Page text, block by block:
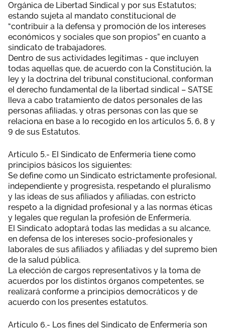
Orgánica de Libertad Sindical y por sus Estatutos;
estando sujeta al mandato constitucional de
“contribuir a la defensa y promoción de los intereses
económicos y sociales que son propios” en cuanto a
sindicato de trabajadores.
Dentro de sus actividades legítimas - que incluyen
todas aquellas que, de acuerdo con la Constitución, la
ley y la doctrina del tribunal constitucional, conforman
el derecho fundamental de la libertad sindical – SATSE
lleva a cabo tratamiento de datos personales de las
personas afiliadas, y otras personas con las que se
relaciona en base a lo recogido en los artículos 5, 6, 8 y
9 de sus Estatutos.
Artículo 5.- El Sindicato de Enfermería tiene como
principios básicos los siguientes:
Se define como un Sindicato estrictamente profesional,
independiente y progresista, respetando el pluralismo
y las ideas de sus afiliados y afiliadas, con estricto
respeto a la dignidad profesional y a las normas éticas
y legales que regulan la profesión de Enfermería.
El Sindicato adoptará todas las medidas a su alcance,
en defensa de los intereses socio-profesionales y
laborales de sus afiliados y afiliadas y del supremo bien
de la salud pública.
La elección de cargos representativos y la toma de
acuerdos por los distintos órganos competentes, se
realizará conforme a principios democráticos y de
acuerdo con los presentes estatutos.
Artículo 6.- Los fines del Sindicato de Enfermería son